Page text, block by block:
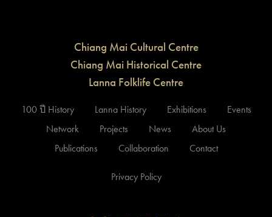
Chiang Mai Cultural Centre
Chiang Mai Historical Centre
Lanna Folklife Centre
100 ปี History Lanna History Exhibitions
Events
Network
Projects News
About Us
Publications
Collaboration Contact
Privacy Policy